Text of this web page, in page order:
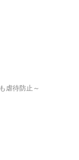
虐待防止～